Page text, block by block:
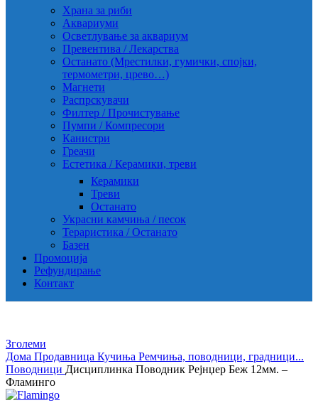
Храна за риби
Аквариуми
Осветлување за аквариум
Превентива / Лекарства
Останато (Мрестилки, гумички, спојки,
термометри, црево…)
Магнети
Распрскувачи
Филтер / Прочистување
Пумпи / Компресори
Канистри
Греачи
Естетика / Керамики, треви
Керамики
Треви
Останато
Украсни камчиња / песок
Тераристика / Останато
Базен
Промоција
Рефундирање
Контакт
Зголеми
Дома Продавница Кучиња Ремчиња, поводници, градници...
Поводници Дисциплинка Поводник Рејнџер Беж 12мм. –
Фламинго